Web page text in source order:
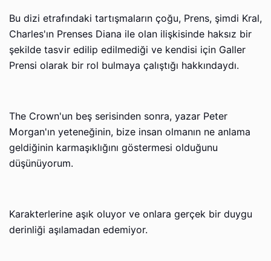
Bu dizi etrafındaki tartışmaların çoğu, Prens, şimdi Kral,
Charles'ın Prenses Diana ile olan ilişkisinde haksız bir
şekilde tasvir edilip edilmediği ve kendisi için Galler
Prensi olarak bir rol bulmaya çalıştığı hakkındaydı.
The Crown'un beş serisinden sonra, yazar Peter
Morgan'ın yeteneğinin, bize insan olmanın ne anlama
geldiğinin karmaşıklığını göstermesi olduğunu
düşünüyorum.
Karakterlerine aşık oluyor ve onlara gerçek bir duygu
derinliği aşılamadan edemiyor.